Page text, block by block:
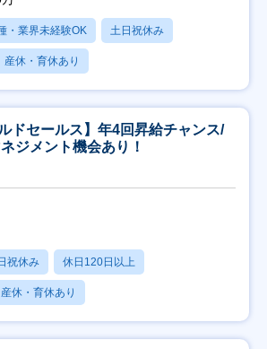
・業界未経験OK 土日祝休み
産休・育休あり
ドセールス】年4回昇給チャンス/
ジメント機会あり！
祝休み 休日120日以上
産休・育休あり